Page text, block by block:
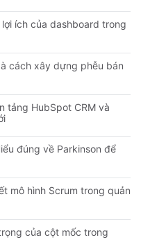
ích của dashboard trong
cách xây dựng phễu bán
tảng HubSpot CRM và
đúng về Parkinson để
mô hình Scrum trong quản
của cột mốc trong